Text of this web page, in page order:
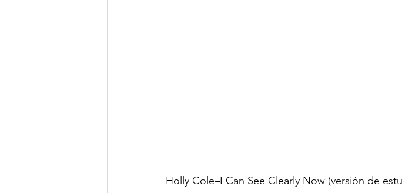
Holly Cole–I Can See Clearly Now (versión de